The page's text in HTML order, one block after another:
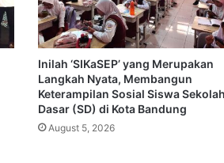
Inilah ‘SIKaSEP’ yang Merupakan
Langkah Nyata, Membangun
Keterampilan Sosial Siswa Sekolah
Dasar (SD) di Kota Bandung
August 5, 2026